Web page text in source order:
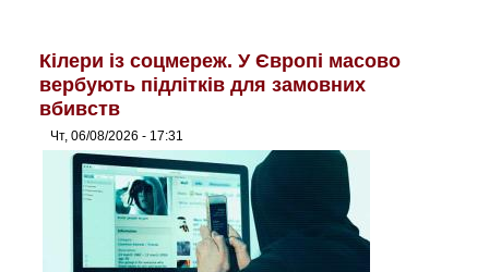
Кілери із соцмереж. У Європі масово
вербують підлітків для замовних
вбивств
Чт, 06/08/2026 - 17:31